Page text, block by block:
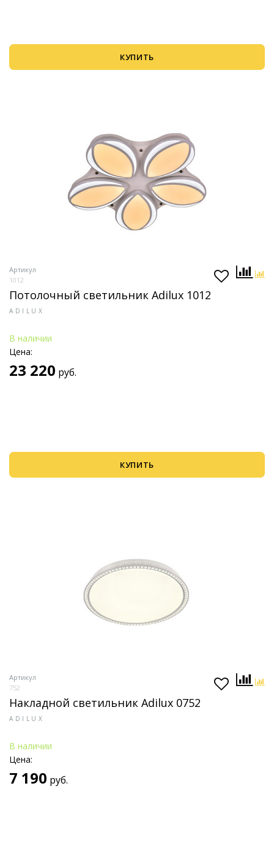
КУПИТЬ
Артикул
1012
Потолочный светильник Adilux 1012
ADILUX
В наличии
Цена:
23 220 руб.
КУПИТЬ
Артикул
752
Накладной светильник Adilux 0752
ADILUX
В наличии
Цена:
7 190 руб.